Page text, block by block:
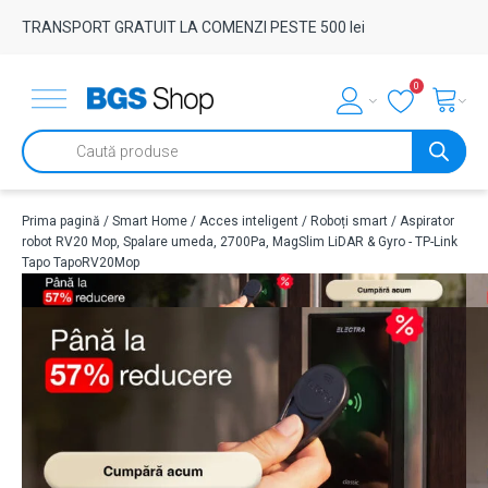
TRANSPORT GRATUIT LA COMENZI PESTE 500 lei
0
Products
search
Prima pagină / Smart Home / Acces inteligent / Roboți smart / Aspirator
robot RV20 Mop, Spalare umeda, 2700Pa, MagSlim LiDAR & Gyro - TP-Link
Tapo TapoRV20Mop